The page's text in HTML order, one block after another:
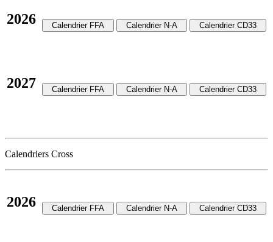
2026
2027
Calendriers Cross
2026